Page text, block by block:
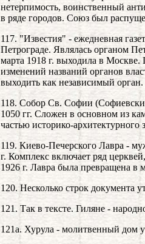
нетерпимость, воинственный
в ряде городов. Союз был
117. "Известия" - ежедневная
Петрограде. Являлась органом
марта 1918 г. выходила в Москве.
изменений названий органов
выходить как независимый орган.
118. Собор Св. Софии
1050 гг. Сложен в основном из
частью историко-
119. Киево-Печерского Лавра -
г. Комплекс включает ряд
1926 г. Лавра была превращена в
120. Несколько строк документа
121. Так в тексте. Гиляне -
121а. Хурула - молитвенный дом